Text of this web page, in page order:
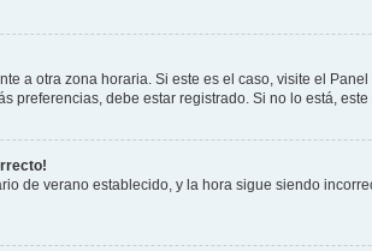
a otra zona horaria. Si este es el caso, visite el
preferencias, debe estar registrado. Si no lo está,
de verano establecido, y la hora sigue siendo